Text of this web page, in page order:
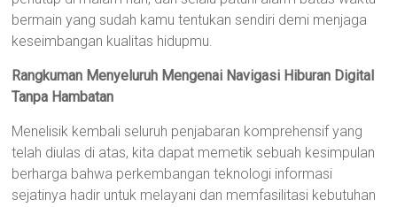
bermain yang sudah kamu tentukan sendiri demi menjaga
keseimbangan kualitas hidupmu.
Rangkuman Menyeluruh Mengenai Navigasi Hiburan Digital
Tanpa Hambatan
Menelisik kembali seluruh penjabaran komprehensif yang
telah diulas di atas, kita dapat memetik sebuah kesimpulan
berharga bahwa perkembangan teknologi informasi
sejatinya hadir untuk melayani dan memfasilitasi kebutuhan